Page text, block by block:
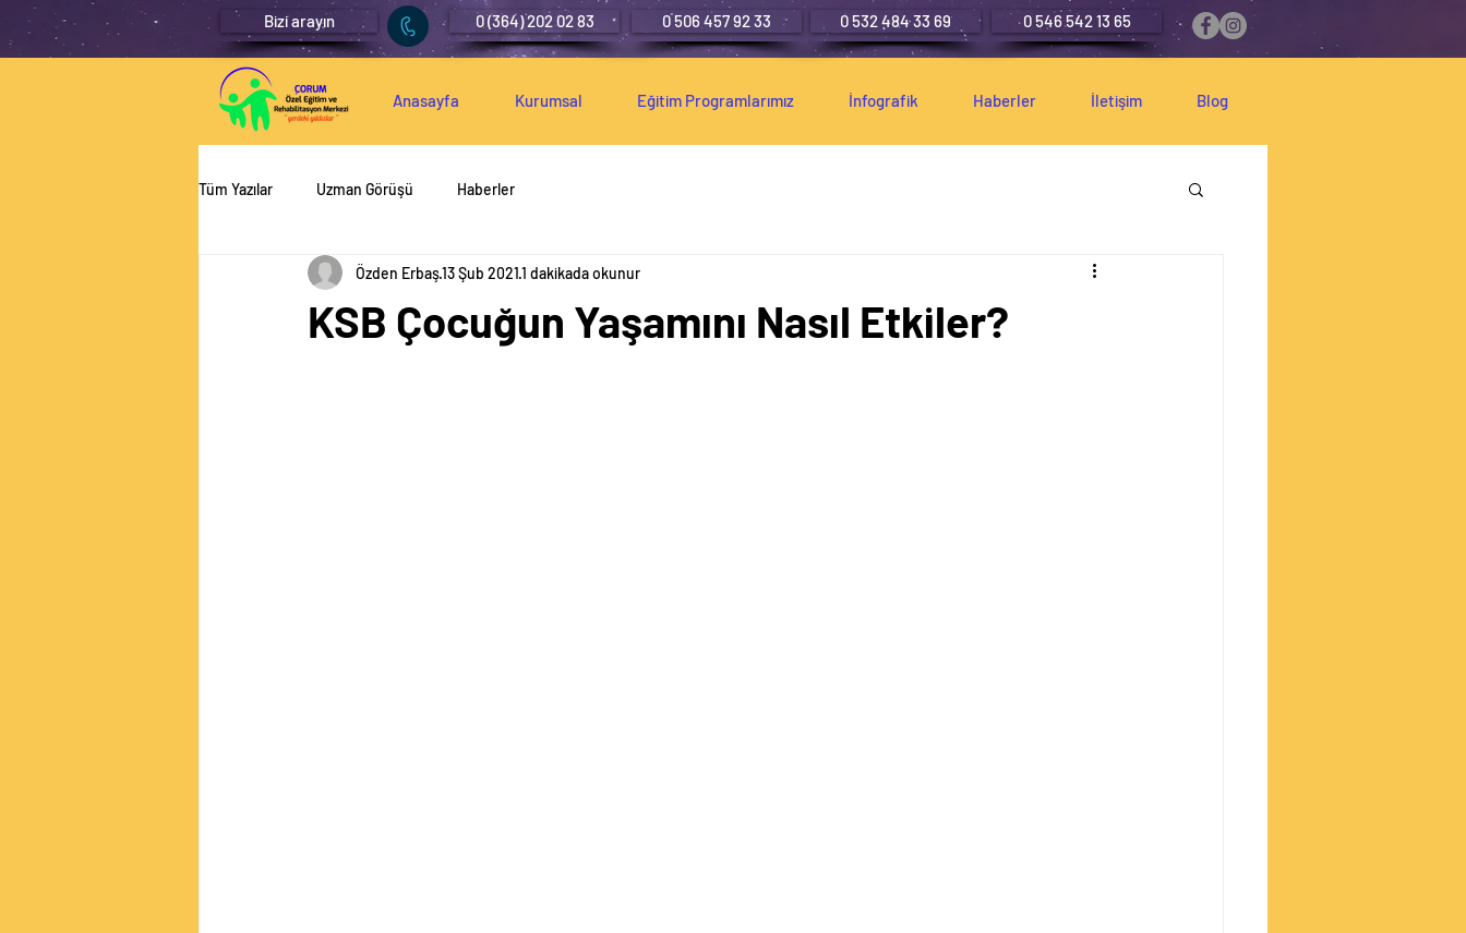
Bizi arayın 0 (364) 202 02 83 0 506 457 92 33 0 532 484 33 69 0 546 542 13 65
Anasayfa Kurumsal Eğitim Programlarımız İnfografik Haberler İletişim Blog
Tüm Yazılar Uzman Görüşü Haberler
KSB Çocuğun Yaşamını Nasıl Etkiler?
Özden Erbaş13 Şub 20211 dakikada okunur